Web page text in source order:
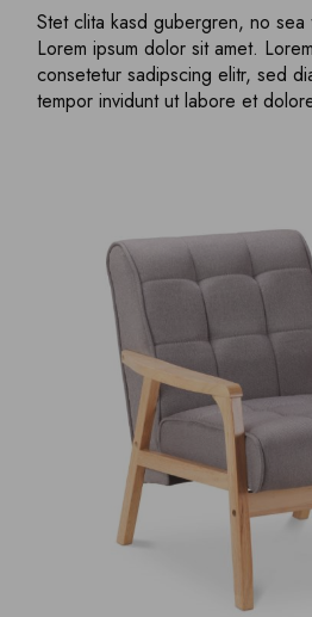
Stet clita kasd gubergren, no sea
Lorem ipsum dolor sit amet.
consetetur sadipscing elitr, sed
tempor invidunt ut labore et